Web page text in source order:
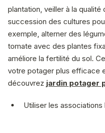
plantation, veiller à la qualité
succession des cultures
exemple, alterner des
tomate avec des plantes
améliore la fertilité du sol.
votre potager plus efficace
découvrez jardin potager
Utiliser les